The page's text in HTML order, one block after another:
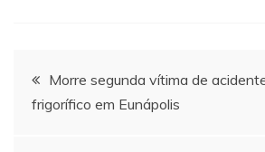
Navegação
de
Morre segunda vítima de
frigorífico em Eunápolis